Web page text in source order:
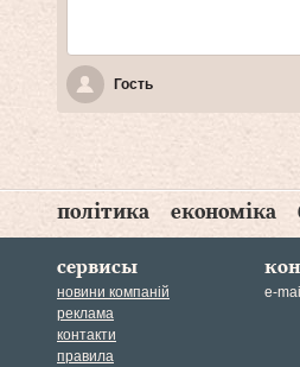
Гость
політика економіка
сервисы
новини компаній
реклама
контакти
правила
e-